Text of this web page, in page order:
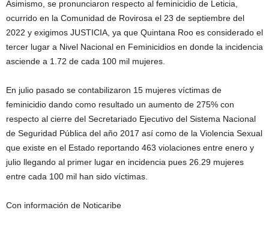
Asimismo, se pronunciaron respecto al feminicidio de Leticia,
ocurrido en la Comunidad de Rovirosa el 23 de septiembre del
2022 y exigimos JUSTICIA, ya que Quintana Roo es considerado el
tercer lugar a Nivel Nacional en Feminicidios en donde la incidencia
asciende a 1.72 de cada 100 mil mujeres.
En julio pasado se contabilizaron 15 mujeres víctimas de
feminicidio dando como resultado un aumento de 275% con
respecto al cierre del Secretariado Ejecutivo del Sistema Nacional
de Seguridad Pública del año 2017 así como de la Violencia Sexual
que existe en el Estado reportando 463 violaciones entre enero y
julio llegando al primer lugar en incidencia pues 26.29 mujeres
entre cada 100 mil han sido víctimas.
Con información de Noticaribe